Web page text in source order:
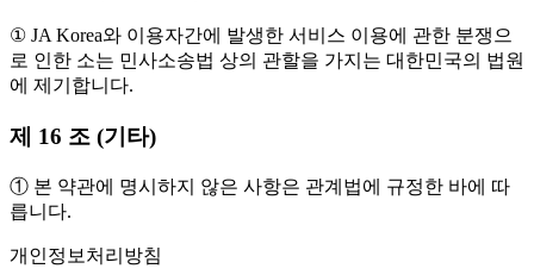
① JA Korea와 이용자간에 발생한 서비스 이용에 관한 분쟁으
로 인한 소는 민사소송법 상의 관할을 가지는 대한민국의 법원
에 제기합니다.
제 16 조 (기타)
① 본 약관에 명시하지 않은 사항은 관계법에 규정한 바에 따
릅니다.
개인정보처리방침